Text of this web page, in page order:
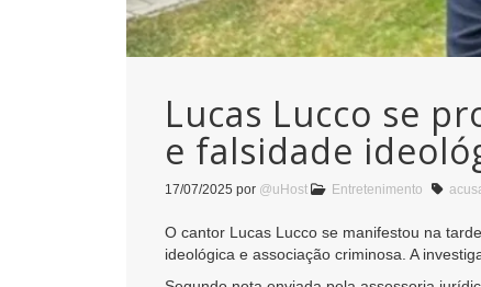
Lucas Lucco se
e falsidade
17/07/2025 por @uHost Entretenimento
O cantor Lucas Lucco se manifestou na
ideológica e associação criminosa. A